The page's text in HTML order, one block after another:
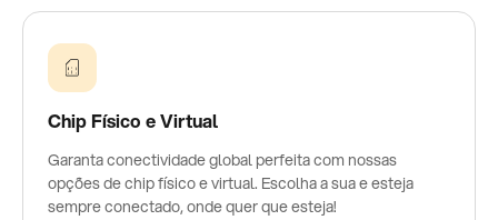
Chip Físico e Virtual
Garanta conectividade global perfeita com nossas
opções de chip físico e virtual. Escolha a sua e esteja
sempre conectado, onde quer que esteja!